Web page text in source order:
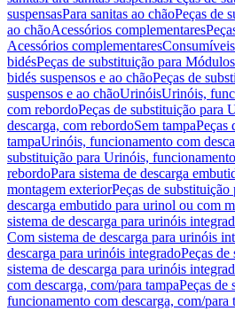
suspensasPara sanitas ao chãoPeças de
ao chãoAcessórios complementares
Acessórios complementaresConsumíveis
bidésPeças de substituição para
bidés suspensos e ao chãoPeças de
suspensos e ao chãoUrinóisUrinóis,
com rebordoPeças de substituição para
descarga, com rebordoSem tampaPeças
tampaUrinóis, funcionamento com
substituição para Urinóis,
rebordoPara sistema de descarga
montagem exteriorPeças de substituição
descarga embutido para urinol ou com
sistema de descarga para urinóis
Com sistema de descarga para urinóis
descarga para urinóis integradoPeças de
sistema de descarga para urinóis
com descarga, com/para tampaPeças de
funcionamento com descarga, com/para